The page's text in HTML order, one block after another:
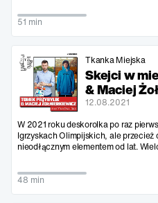
51 min
Tkanka Miejska
Skejci w
& Maciej
12.08.2021
W 2021 roku deskorolka po raz
Igrzyskach Olimpijskich, ale
nieodłącznym elementem od lat.
48 min